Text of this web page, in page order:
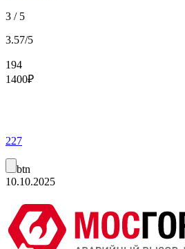
3 / 5
3.57/5
194
1400₽
227
btn
10.10.2025